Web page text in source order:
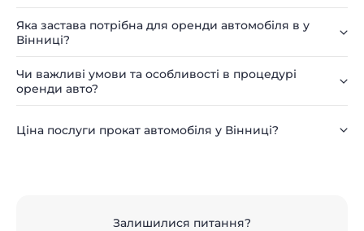
Яка застава потрібна для оренди автомобіля в у
Вінниці?
Чи важливі умови та особливості в процедурі
оренди авто?
Ціна послуги прокат автомобіля у Вінниці?
Залишилися питання?